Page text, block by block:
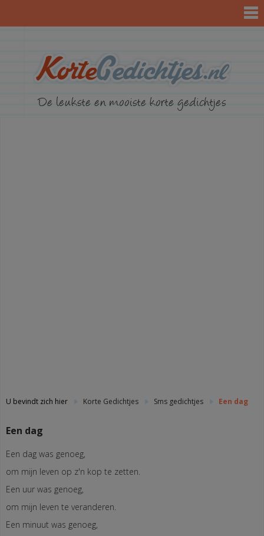
De leukste en mooiste korte gedichtjes
U bevindt zich hier Korte Gedichtjes Sms gedichtjes Een dag
Een dag
Een dag was genoeg,
om mijn leven op z'n kop te zetten.
Een uur was genoeg,
om mijn leven te veranderen.
Een minuut was genoeg,